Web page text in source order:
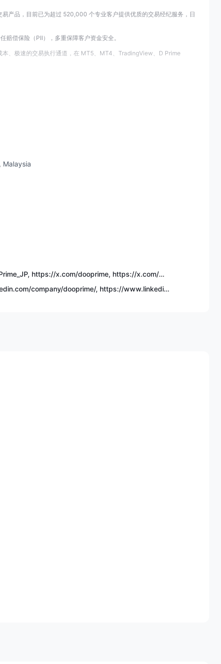
产品，目前已为超过 520,000 个专业客户提供优质的交易经纪服务，日
偿保险（PII），多重保障客户资金安全。
、极速的交易执行通道，在 MT5、MT4、TradingView、D Prime
Malaysia
https://x.com/DooPrime_JP, https://x.com/dooprime, https://x.com/DooPrimeVietnam, https://x.com/DooPrimeThai
https://www.linkedin.com/company/dooprime/, https://www.linkedin.com/company/doo-prime-vietnam/, https://www.linkedin.com/company/doo-prime-thailand/